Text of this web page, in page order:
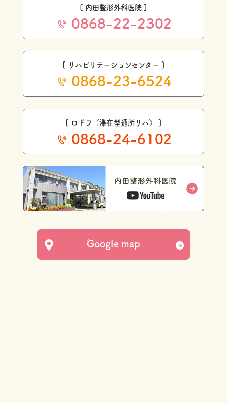
[ 内田整形外科医院 ]
0868-22-2302
[ リハビリテーションセンター ]
0868-23-6524
[ ロドフ（滞在型通所リハ） ]
0868-24-6102
Google map